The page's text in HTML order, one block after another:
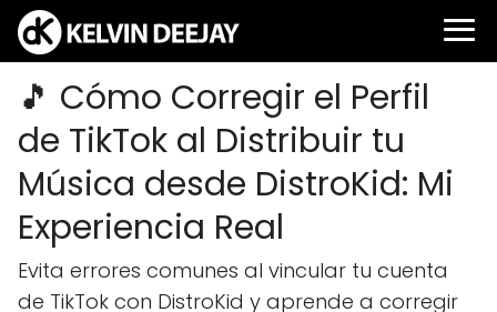
🎵 Cómo Corregir el Perfil
de TikTok al Distribuir tu
Música desde DistroKid: Mi
Experiencia Real
Evita errores comunes al vincular tu cuenta
de TikTok con DistroKid y aprende a corregir